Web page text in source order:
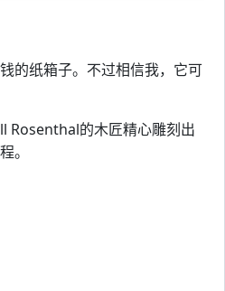
的纸箱子。不过相信我，它可
Rosenthal的木匠精心雕刻出
。